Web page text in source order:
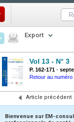
Export
Vol 13 - N° 3
P. 162-171 -
Retour au numéro
Article précédent
Bienvenue sur EM-